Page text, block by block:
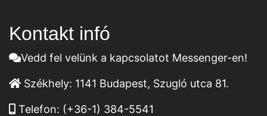
Kontakt infó
Vedd fel velünk a kapcsolatot Messenger-en!
Székhely: 1141 Budapest, Szugló utca 81.
Telefon: (+36-1) 384-5541